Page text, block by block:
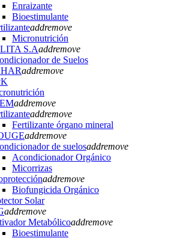
Enraizante
Bioestimulante
addremove
Micronutrición
S.Aaddremove
de Suelos
addremove
addremove
addremove
Fertilizante órgano mineral
addremove
de suelosaddremove
Acondicionador Orgánico
Micorrizas
addremove
Biofungicida Orgánico
Solar
addremove
Metabólicoaddremove
Bioestimulante